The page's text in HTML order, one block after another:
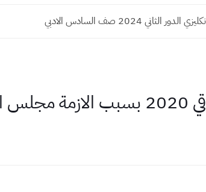
الثاني 2024 صف السادس الادبي